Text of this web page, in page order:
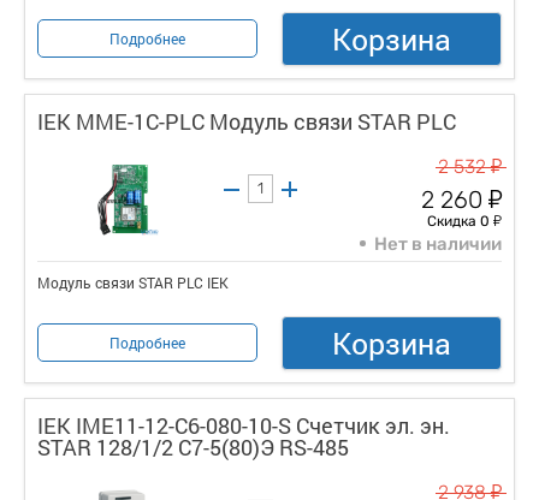
Подробнее Корзина
IEK MME-1C-PLC Модуль связи STAR PLC
2 532у
2 260 у
Скидка 0 у
Нет в наличии
Модуль связи STAR PLC IEK
Подробнее Корзина
IEK IME11-12-C6-080-10-S Счетчик эл. эн.
STAR 128/1/2 С7-5(80)Э RS-485
2 938у